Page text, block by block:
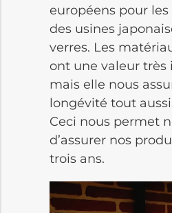
européens pour
des usines
verres. Les
ont une valeur
mais elle nous
longévité tout
Ceci nous permet
d’assurer nos
trois ans.